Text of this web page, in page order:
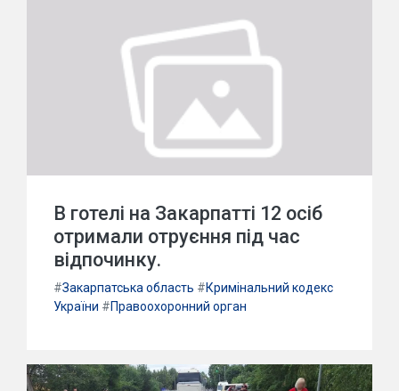
В готелі на Закарпатті 12 осіб
отримали отруєння під час
відпочинку.
#Закарпатська область #Кримінальний кодекс
України #Правоохоронний орган